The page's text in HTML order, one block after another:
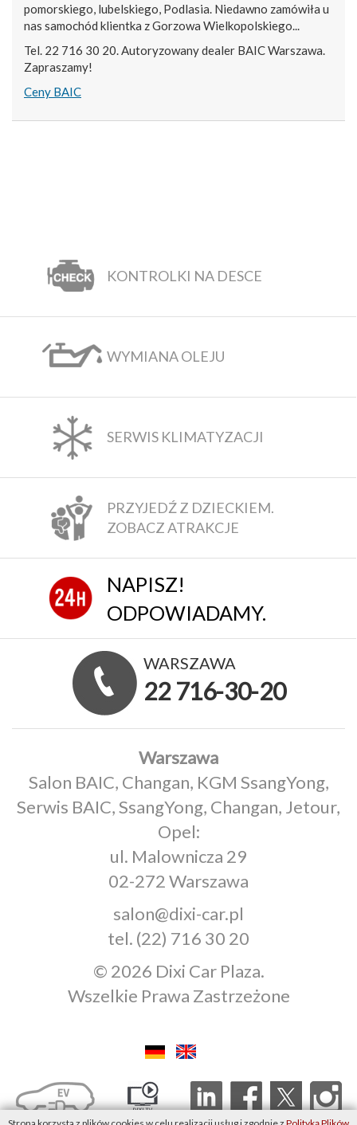
pomorskiego, lubelskiego, Podlasia. Niedawno zamówiła u
nas samochód klientka z Gorzowa Wielkopolskiego...
Tel. 22 716 30 20. Autoryzowany dealer BAIC Warszawa.
Zapraszamy!
Ceny BAIC
KONTROLKI NA DESCE
WYMIANA OLEJU
SERWIS KLIMATYZACJI
PRZYJEDŹ Z DZIECKIEM.
ZOBACZ ATRAKCJE
NAPISZ!
ODPOWIADAMY.
WARSZAWA
22 716-30-20
Warszawa
Salon BAIC, Changan, KGM SsangYong,
Serwis BAIC, SsangYong, Changan, Jetour,
Opel:
ul. Malownicza 29
02-272 Warszawa
salon@dixi-car.pl
tel. (22) 716 30 20
© 2026 Dixi Car Plaza.
Wszelkie Prawa Zastrzeżone